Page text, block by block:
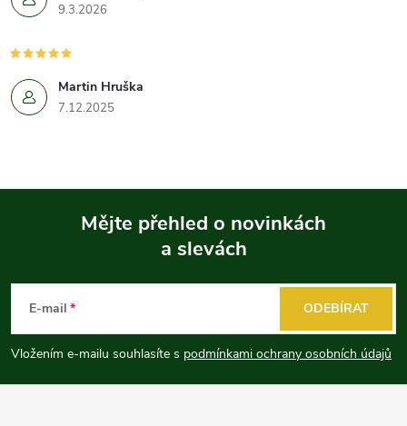
9.3.2026
Martin Hruška
7.12.2025
p
a
Mějte přehled o novinkách
a slevách
E-mail
Vložením e-mailu souhlasíte s podmínkami ochrany osobních údajů
ODEBÍRAT